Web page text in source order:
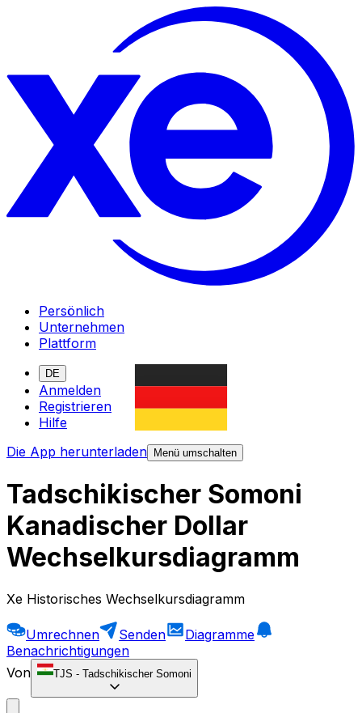
Persönlich
Unternehmen
Plattform
DE
Anmelden
Registrieren
Hilfe
Die App herunterladen
Menü umschalten
Tadschikischer Somoni
Kanadischer Dollar
Wechselkursdiagramm
Xe Historisches Wechselkursdiagramm
Umrechnen Senden
Diagramme
Benachrichtigungen
Von
TJS - Tadschikischer Somoni